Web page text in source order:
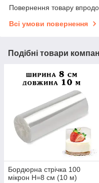
Повернення товару
Всі умови повернення
Подібні товари
Бордюрна стрічка 100
мікрон H=8 см (10 м)